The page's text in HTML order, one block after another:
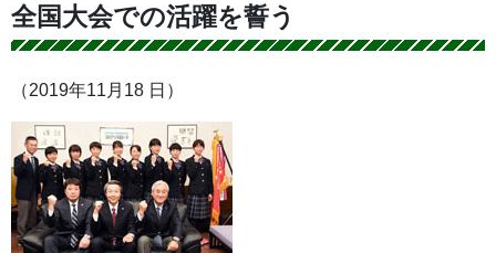
全国大会での活躍を誓う
（2019年11月18 日）